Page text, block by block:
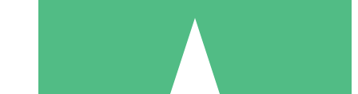
Paquetes de Créditos Individuales